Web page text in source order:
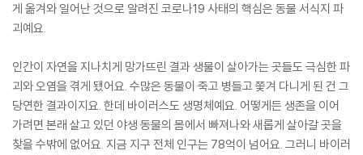
게 옮겨와 일어난 것으로 알려진 코로나19 사태의 핵심은 동물 서식지 파
괴예요.
인간이 자연을 지나치게 망가뜨린 결과 생물이 살아가는 곳들도 극심한 파
괴와 오염을 겪게 됐어요. 수많은 동물이 죽고 병들고 쫓겨 다니게 된 건 그
당연한 결과이지요. 한데 바이러스도 생명체예요. 어떻게든 생존을 이어
가려면 본래 살고 있던 야생 동물의 몸에서 빠져나와 새롭게 살아갈 곳을
찾을 수밖에 없어요. 지금 지구 전체 인구는 78억이 넘어요. 그러니 바이러